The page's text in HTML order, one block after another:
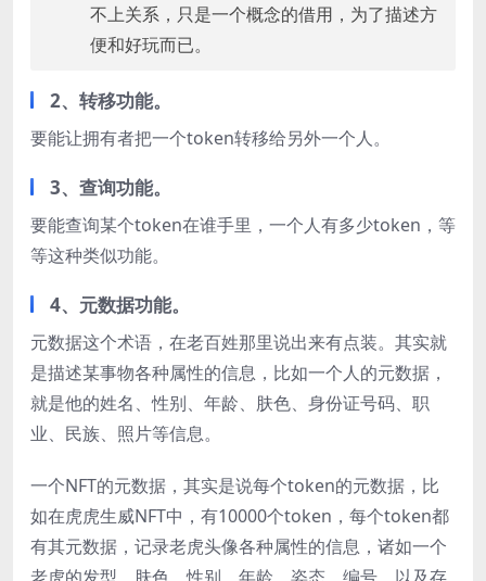
不上关系，只是一个概念的借用，为了描述方
便和好玩而已。
2、转移功能。
要能让拥有者把一个token转移给另外一个人。
3、查询功能。
要能查询某个token在谁手里，一个人有多少token，等
等这种类似功能。
4、元数据功能。
元数据这个术语，在老百姓那里说出来有点装。其实就
是描述某事物各种属性的信息，比如一个人的元数据，
就是他的姓名、性别、年龄、肤色、身份证号码、职
业、民族、照片等信息。
一个NFT的元数据，其实是说每个token的元数据，比
如在虎虎生威NFT中，有10000个token，每个token都
有其元数据，记录老虎头像各种属性的信息，诸如一个